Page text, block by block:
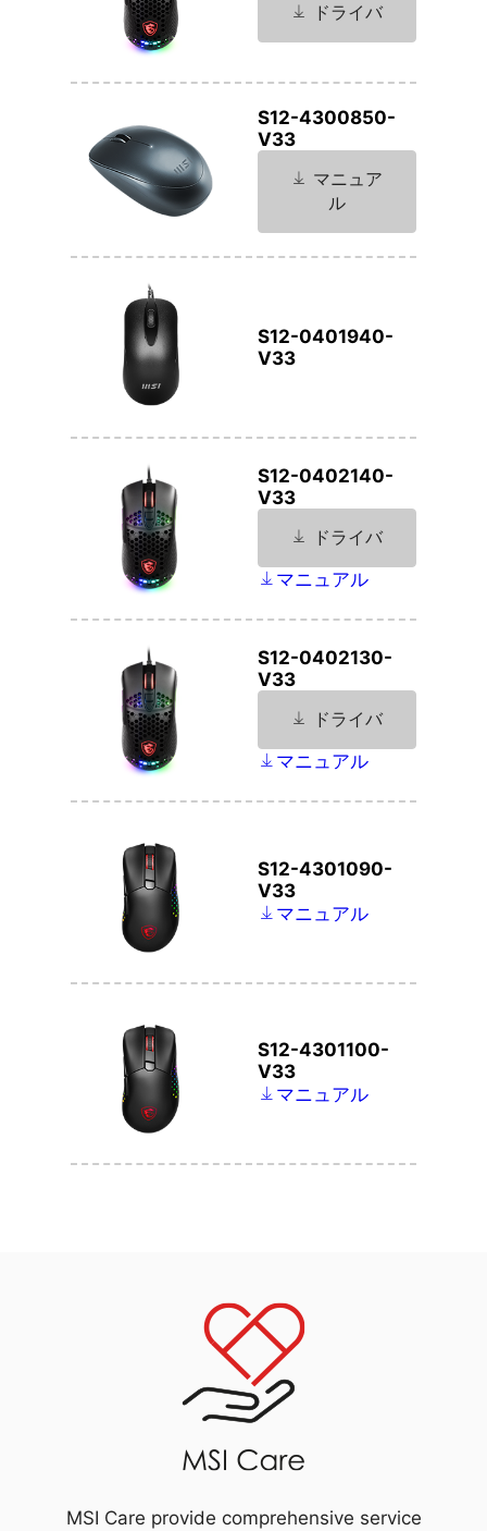
ドライバ
S12-4300850-
V33
マニュア
ル
S12-0401940-
V33
S12-0402140-
V33
ドライバ
マニュアル
S12-0402130-
V33
ドライバ
マニュアル
S12-4301090-
V33
マニュアル
S12-4301100-
V33
マニュアル
MSI Care provide comprehensive service